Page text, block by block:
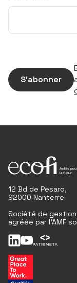
S’abonner
12 Bd de Pesaro,
92000 Nanterre
Société de
agréée par l'AMF